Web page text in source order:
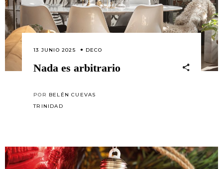
13 JUNIO 2025 DECO
Nada es arbitrario
POR BELÉN CUEVAS
TRINIDAD